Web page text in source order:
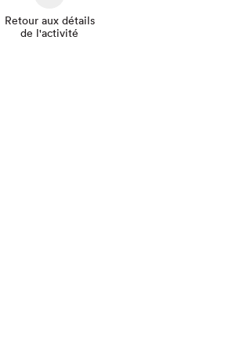
Retour aux détails
de l'activité